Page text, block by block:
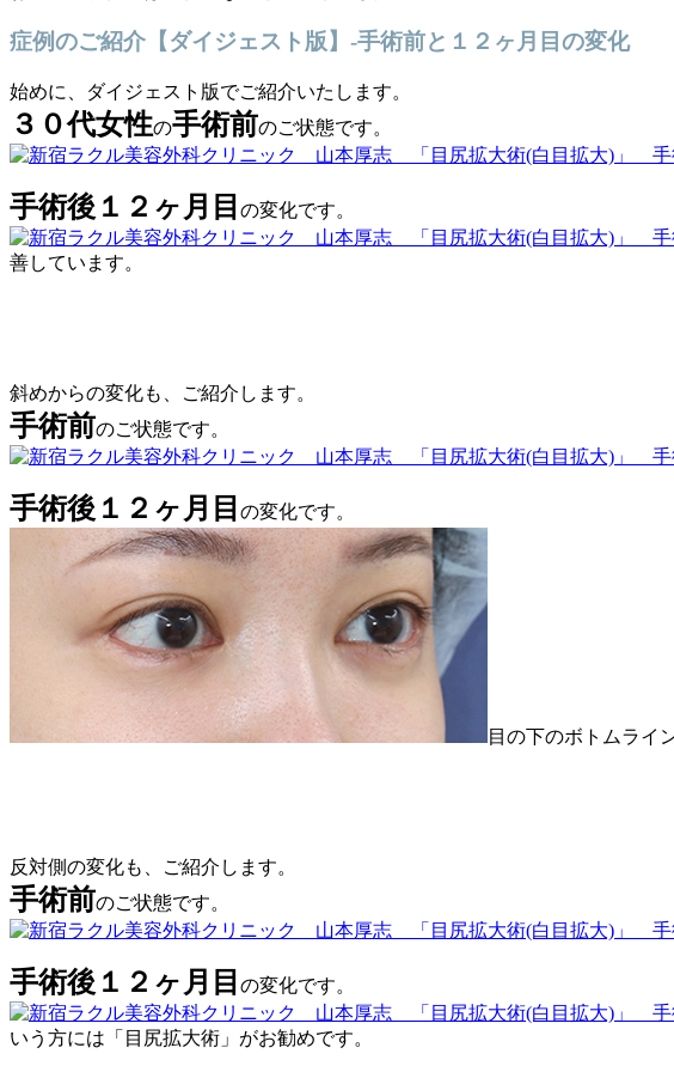
症例のご紹介【ダイジェスト版】-手術前と１２ヶ月目の変化
始めに、ダイジェスト版でご紹介いたします。
３０代女性の手術前のご状態です。
手術後１２ヶ月目 の変化です。
善しています。
斜めからの変化も、ご紹介します。
手術前のご状態です。
手術後１２ヶ月目 の変化です。
目の下のボトムライ
反対側の変化も、ご紹介します。
手術前のご状態です。
手術後１２ヶ月目 の変化です。
いう方には「目尻拡大術」がお勧めです。